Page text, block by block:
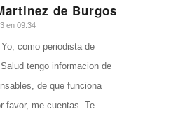
de Burgos
en 09:34
como periodista de
tengo informacion de
de que funciona
favor, me cuentas. Te